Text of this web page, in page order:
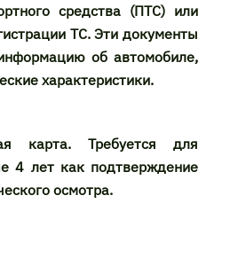
средства (ПТС) или
ТС. Эти документы
об автомобиле,
характеристики.
карта. Требуется для
4 лет как подтверждение
осмотра.